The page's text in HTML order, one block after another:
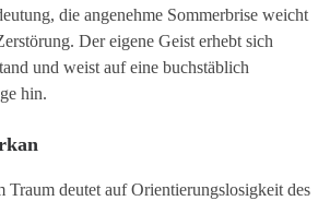
die angenehme Sommerbrise weicht
Der eigene Geist erhebt sich
und weist auf eine buchstäblich
hin.
Traum deutet auf Orientierungslosigkeit des